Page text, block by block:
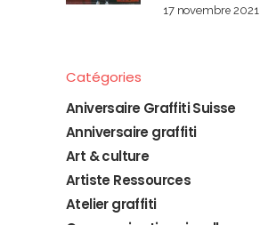
17 novembre 2021
Catégories
Aniversaire Graffiti Suisse
Anniversaire graffiti
Art & culture
Artiste Ressources
Atelier graffiti